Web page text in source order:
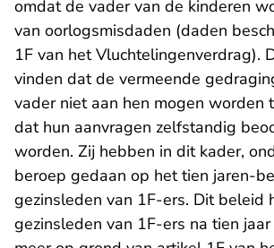
omdat de vader van de kinderen
van oorlogsmisdaden (daden
1F van het Vluchtelingenverdrag).
vinden dat de vermeende
vader niet aan hen mogen worden
dat hun aanvragen zelfstandig
worden. Zij hebben in dit kader,
beroep gedaan op het tien jaren-
gezinsleden van 1F-ers. Dit beleid
gezinsleden van 1F-ers na tien